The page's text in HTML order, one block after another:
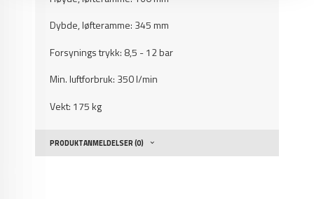
Dybde, løfteramme: 345 mm
Forsynings trykk: 8,5 - 12 bar
Min. luftforbruk: 350 l/min
Vekt: 175 kg
PRODUKTANMELDELSER (0)